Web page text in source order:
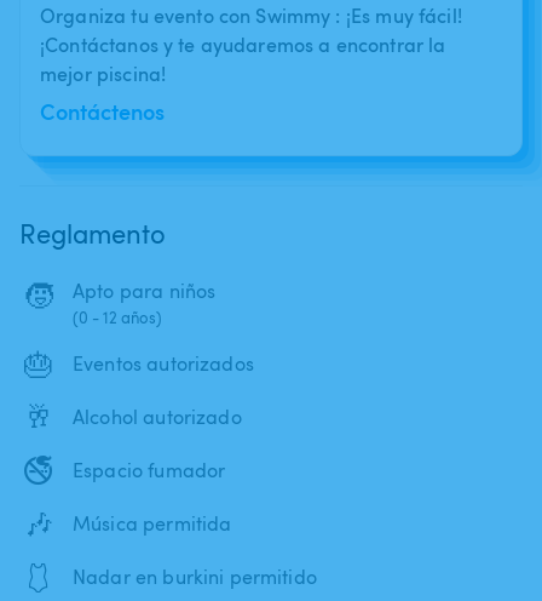
Organiza tu evento con Swimmy : ¡Es muy fácil!
¡Contáctanos y te ayudaremos a encontrar la
mejor piscina!
Contáctenos
Reglamento
🧒 Apto para niños
(0 - 12 años)
🎂 Eventos autorizados
🥂 Alcohol autorizado
🚭 Espacio fumador
🎶 Música permitida
🩱 Nadar en burkini permitido